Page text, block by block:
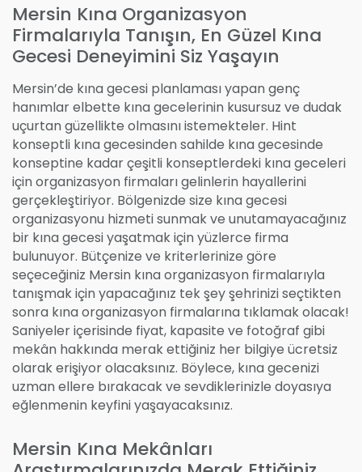
Mersin Kına Organizasyon
Firmalarıyla Tanışın, En Güzel Kına
Gecesi Deneyimini Siz Yaşayın
Mersin’de kına gecesi planlaması yapan genç
hanımlar elbette kına gecelerinin kusursuz ve dudak
uçurtan güzellikte olmasını istemekteler. Hint
konseptli kına gecesinden sahilde kına gecesinde
konseptine kadar çeşitli konseptlerdeki kına geceleri
için organizasyon firmaları gelinlerin hayallerini
gerçekleştiriyor. Bölgenizde size kına gecesi
organizasyonu hizmeti sunmak ve unutamayacağınız
bir kına gecesi yaşatmak için yüzlerce firma
bulunuyor. Bütçenize ve kriterlerinize göre
seçeceğiniz Mersin kına organizasyon firmalarıyla
tanışmak için yapacağınız tek şey şehrinizi seçtikten
sonra kına organizasyon firmalarına tıklamak olacak!
Saniyeler içerisinde fiyat, kapasite ve fotoğraf gibi
mekân hakkında merak ettiğiniz her bilgiye ücretsiz
olarak erişiyor olacaksınız. Böylece, kına gecenizi
uzman ellere bırakacak ve sevdiklerinizle doyasıya
eğlenmenin keyfini yaşayacaksınız.
Mersin Kına Mekânları